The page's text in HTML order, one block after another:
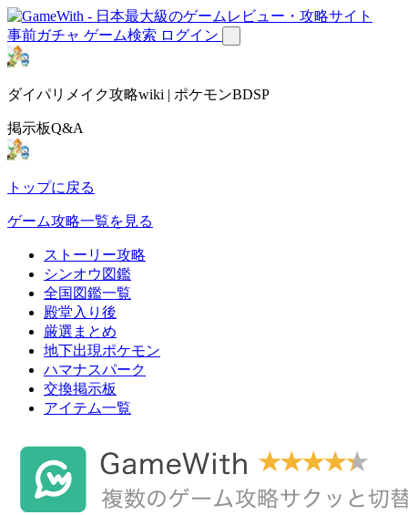
事前ガチャ ゲーム検索 ログイン
ダイパリメイク攻略wiki | ポケモンBDSP
掲示板Q&A
トップに戻る
ゲーム攻略一覧を見る
ストーリー攻略
シンオウ図鑑
全国図鑑一覧
殿堂入り後
厳選まとめ
地下出現ポケモン
ハマナスパーク
交換掲示板
アイテム一覧